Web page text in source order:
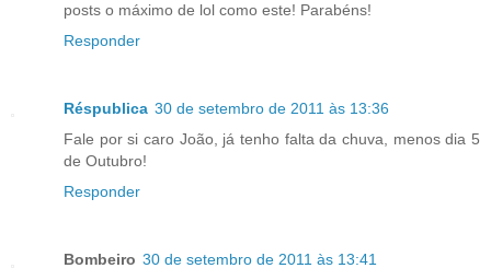
posts o máximo de lol como este! Parabéns!
Responder
Réspublica 30 de setembro de 2011 às 13:36
Fale por si caro João, já tenho falta da chuva, menos dia 5
de Outubro!
Responder
Bombeiro 30 de setembro de 2011 às 13:41